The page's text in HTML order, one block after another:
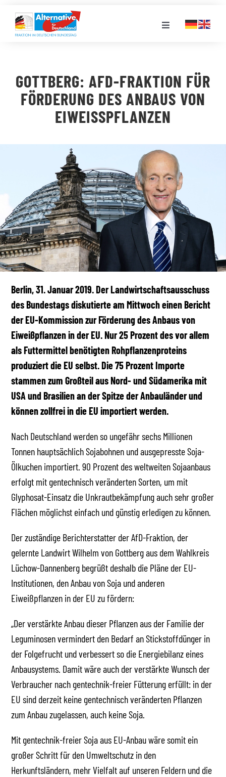
Inhalt
springen
Toggle
LANDESGRUPPEN
VERANSTALTUNGEN
STELLENPORTAL
MEDIATHEK
GOTTBERG: AFD-FRAKTION FÜR
FÖRDERUNG DES ANBAUS VON
EIWEISSPFLANZEN
Berlin, 31. Januar 2019. Der Landwirtschaftsausschuss
des Bundestags diskutierte am Mittwoch einen Bericht
der EU-Kommission zur Förderung des Anbaus von
Eiweißpflanzen in der EU. Nur 25 Prozent des vor allem
als Futtermittel benötigten Rohpflanzenproteins
produziert die EU selbst. Die 75 Prozent Importe
stammen zum Großteil aus Nord- und Südamerika mit
USA und Brasilien an der Spitze der Anbauländer und
können zollfrei in die EU importiert werden.
Nach Deutschland werden so ungefähr sechs Millionen
Tonnen hauptsächlich Sojabohnen und ausgepresste Soja-
Ölkuchen importiert. 90 Prozent des weltweiten Sojaanbaus
erfolgt mit gentechnisch veränderten Sorten, um mit
Glyphosat-Einsatz die Unkrautbekämpfung auch sehr großer
Flächen möglichst einfach und günstig erledigen zu können.
Der zuständige Berichterstatter der AfD-Fraktion, der
gelernte Landwirt Wilhelm von Gottberg aus dem Wahlkreis
Lüchow-Dannenberg begrüßt deshalb die Pläne der EU-
Institutionen, den Anbau von Soja und anderen
Eiweißpflanzen in der EU zu fördern:
„Der verstärkte Anbau dieser Pflanzen aus der Familie der
Leguminosen vermindert den Bedarf an Stickstoffdünger in
der Folgefrucht und verbessert so die Energiebilanz eines
Anbausystems. Damit wäre auch der verstärkte Wunsch der
Verbraucher nach gentechnik-freier Fütterung erfüllt: in der
EU sind derzeit keine gentechnisch veränderten Pflanzen
zum Anbau zugelassen, auch keine Soja.
Mit gentechnik-freier Soja aus EU-Anbau wäre somit ein
großer Schritt für den Umweltschutz in den
Herkunftsländern, mehr Vielfalt auf unseren Feldern und die